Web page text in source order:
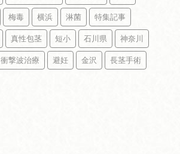
梅毒 横浜 淋菌 特集記事
真性包茎 短小 石川県 神奈川
衝撃波治療 避妊 金沢 長茎手術